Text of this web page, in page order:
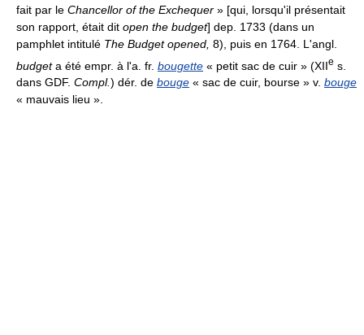
fait par le Chancellor of the Exchequer » [qui, lorsqu'il présentait
son rapport, était dit open the budget] dep. 1733 (dans un
pamphlet intitulé The Budget opened, 8), puis en 1764. L'angl.
budgeta été empr. à l'a. fr. bougette « petit sac de cuir » (XIIe s.
dans GDF. Compl.) dér. de bouge « sac de cuir, bourse » v. bouge
« mauvais lieu ».